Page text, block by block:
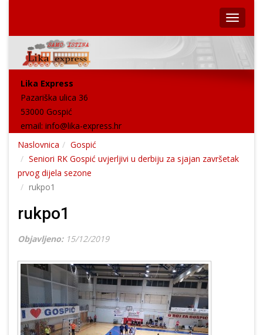
Lika Express
Pazariška ulica 36
53000 Gospić
email: info@lika-express.hr
Naslovnica
Gospić
Seniori RK Gospić uvjerljivi u derbiju za sjajan završetak
prvog dijela sezone
rukpo1
rukpo1
Objavljeno: 15/12/2019